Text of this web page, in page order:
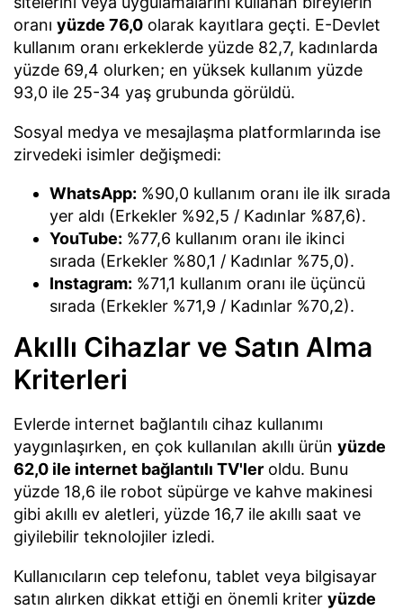
oranı yüzde 76,0 olarak kayıtlara geçti. E-Devlet
kullanım oranı erkeklerde yüzde 82,7, kadınlarda
yüzde 69,4 olurken; en yüksek kullanım yüzde
93,0 ile 25-34 yaş grubunda görüldü.
Sosyal medya ve mesajlaşma platformlarında ise
zirvedeki isimler değişmedi:
WhatsApp: %90,0 kullanım oranı ile ilk sırada
yer aldı (Erkekler %92,5 / Kadınlar %87,6).
YouTube: %77,6 kullanım oranı ile ikinci
sırada (Erkekler %80,1 / Kadınlar %75,0).
Instagram: %71,1 kullanım oranı ile üçüncü
sırada (Erkekler %71,9 / Kadınlar %70,2).
Akıllı Cihazlar ve Satın Alma
Kriterleri
Evlerde internet bağlantılı cihaz kullanımı
yaygınlaşırken, en çok kullanılan akıllı ürün yüzde
62,0 ile internet bağlantılı TV'ler oldu. Bunu
yüzde 18,6 ile robot süpürge ve kahve makinesi
gibi akıllı ev aletleri, yüzde 16,7 ile akıllı saat ve
giyilebilir teknolojiler izledi.
Kullanıcıların cep telefonu, tablet veya bilgisayar
satın alırken dikkat ettiği en önemli kriter yüzde